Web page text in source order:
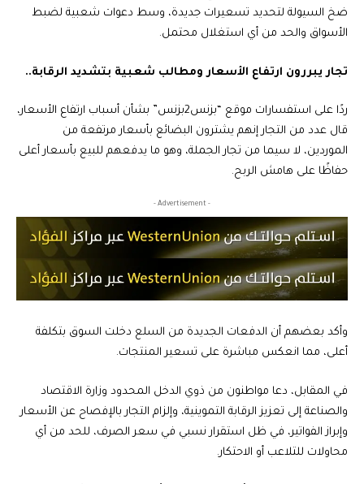
ضخ السيولة لتحديد تسعيرات جديدة، وسط دعوات شعبية لضبط
الأسواق والحد من أي استغلال محتمل.
تجار يبررون ارتفاع الأسعار ومطالب شعبية بتشديد الرقابة..
ردًا على استفسارات موقع “بزنس2بزنس” بشأن أسباب ارتفاع الأسعار،
قال عدد من التجار إنهم يشترون البضائع بأسعار مرتفعة من
الموردين، لا سيما من تجار الجملة، وهو ما يدفعهم للبيع بأسعار أعلى
حفاظًا على هامش الربح.
- Advertisement -
وأكد بعضهم أن الدفعات الجديدة من السلع دخلت السوق بتكلفة
أعلى، مما انعكس مباشرة على تسعير المنتجات.
في المقابل، دعا مواطنون من ذوي الدخل المحدود وزارة الاقتصاد
والصناعة إلى تعزيز الرقابة التموينية، وإلزام التجار بالإفصاح عن الأسعار
وإبراز الفواتير، في ظل استقرار نسبي في سعر الصرف، للحد من أي
محاولات للتلاعب أو الاحتكار.